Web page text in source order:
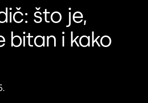
što je,
bitan i kako